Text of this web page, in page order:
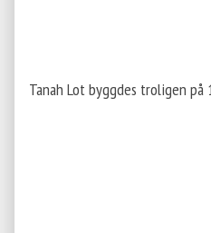
Tanah Lot byggdes troligen